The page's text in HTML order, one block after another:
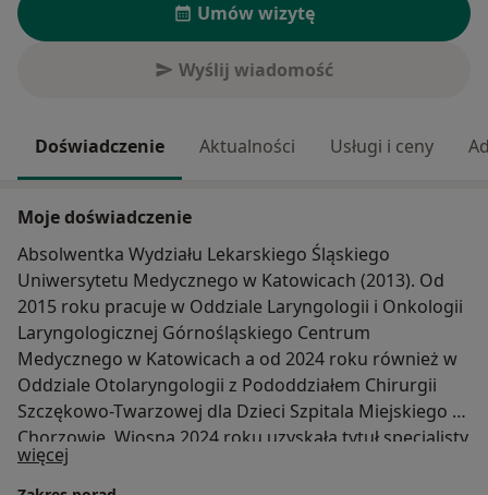
Umów wizytę
Wyślij wiadomość
Doświadczenie Aktualności Usługi i ceny
Moje doświadczenie
Absolwentka Wydziału Lekarskiego Śląskiego
Uniwersytetu Medycznego w Katowicach (2013). Od
2015 roku pracuje w Oddziale Laryngologii i Onkologii
Laryngologicznej Górnośląskiego Centrum
Medycznego w Katowicach a od 2024 roku również w
Oddziale Otolaryngologii z Pododdziałem Chirurgii
Szczękowo-Twarzowej dla Dzieci Szpitala Miejskiego w
Chorzowie. Wiosną 2024 roku uzyskała tytuł specjalisty
otorynolaryngologii po zdaniu Państwowego
Egzaminu Specjalizacyjnego. Jest członkiem Polskiego
więcej